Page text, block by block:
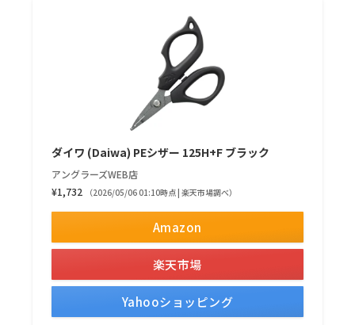
ダイワ (Daiwa) PEシザー 125H+F ブラック
アングラーズWEB店
¥1,732
（2026/05/06 01:10時点 | 楽天市場調べ）
Amazon
楽天市場
Yahooショッピング